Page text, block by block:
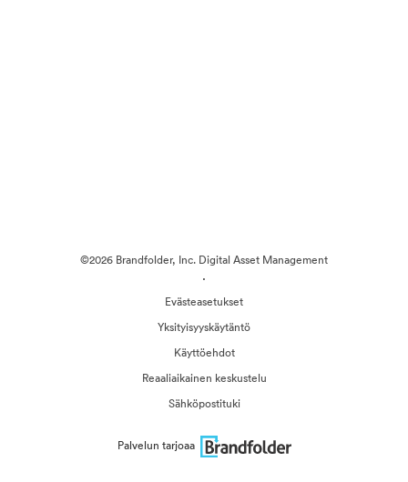
©2026 Brandfolder, Inc. Digital Asset Management
·
Evästeasetukset
Yksityisyyskäytäntö
Käyttöehdot
Reaaliaikainen keskustelu
Sähköpostituki
Palvelun tarjoaa